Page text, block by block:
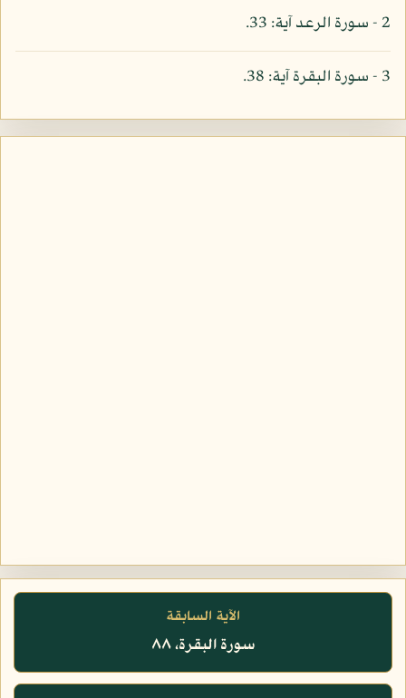
2 - سورة الرعد آية: 33.
3 - سورة البقرة آية: 38.
الآية السابقة
سورة البقرة، ٨٨